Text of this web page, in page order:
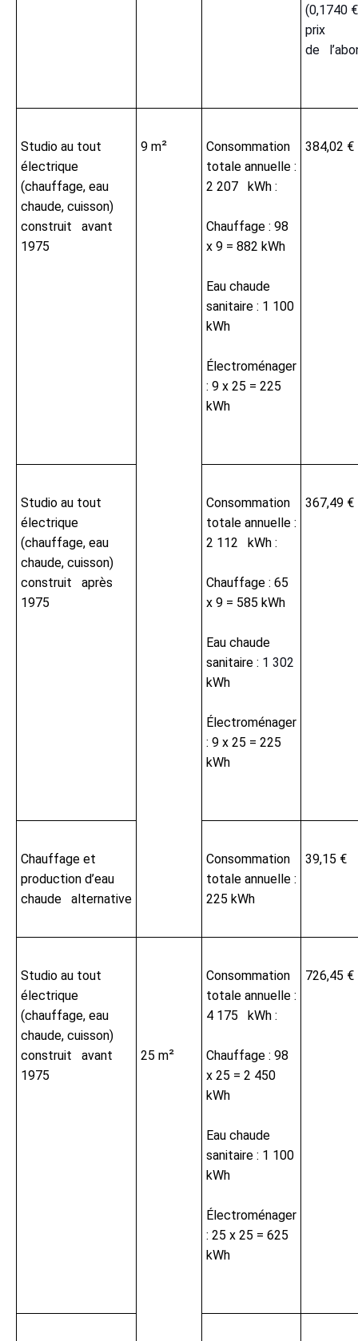
(0,1740
prix
de
Studio au tout
électrique
(chauffage, eau
chaude, cuisson)
construit avant
1975
9 m²
Consommation
totale annuelle :
2 207 kWh :
Chauffage : 98
x 9 = 882 kWh
Eau chaude
sanitaire : 1 100
kWh
Électroménager
: 9 x 25 = 225
kWh
384,02 €
Studio au tout
électrique
(chauffage, eau
chaude, cuisson)
construit après
1975
Consommation
totale annuelle :
2 112 kWh :
Chauffage : 65
x 9 = 585 kWh
Eau chaude
sanitaire : 1 302
kWh
Électroménager
: 9 x 25 = 225
kWh
367,49 €
Chauffage et
production d’eau
chaude alternative
Consommation
totale annuelle :
225 kWh
39,15 €
Studio au tout
électrique
(chauffage, eau
chaude, cuisson)
construit avant
1975
25 m²
Consommation
totale annuelle :
4 175 kWh :
Chauffage : 98
x 25 = 2 450
kWh
Eau chaude
sanitaire : 1 100
kWh
Électroménager
: 25 x 25 = 625
kWh
726,45 €